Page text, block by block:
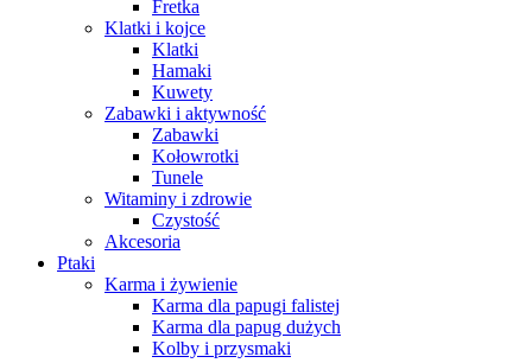
Fretka
Klatki i kojce
Klatki
Hamaki
Kuwety
Zabawki i aktywność
Zabawki
Kołowrotki
Tunele
Witaminy i zdrowie
Czystość
Akcesoria
Ptaki
Karma i żywienie
Karma dla papugi falistej
Karma dla papug dużych
Kolby i przysmaki